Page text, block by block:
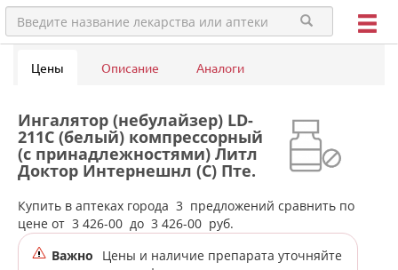
Цены Описание Аналоги
Ингалятор (небулайзер) LD-
211C (белый) компрессорный
(с принадлежностями) Литл
Доктор Интернешнл (С) Пте.
Лтд.( Little Doctor) - Сингапур
в аптеках города Невьянска
Купить в аптеках города 3 предложений сравнить по
цене от 3 426-00 до 3 426-00 руб.
Важно
Цены и наличие препарата уточняйте